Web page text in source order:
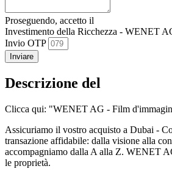
Proseguendo, accetto il
Investimento della Ricchezza - WENET
Invio OTP
Inviare
Descrizione del
Clicca qui: "WENET AG - Film
Assicuriamo il vostro acquisto a Dubai -
transazione affidabile: dalla visione alla
accompagniamo dalla A alla Z. WENET
le proprietà.